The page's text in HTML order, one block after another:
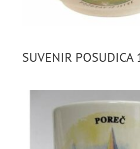
SUVENIR POSUDICA